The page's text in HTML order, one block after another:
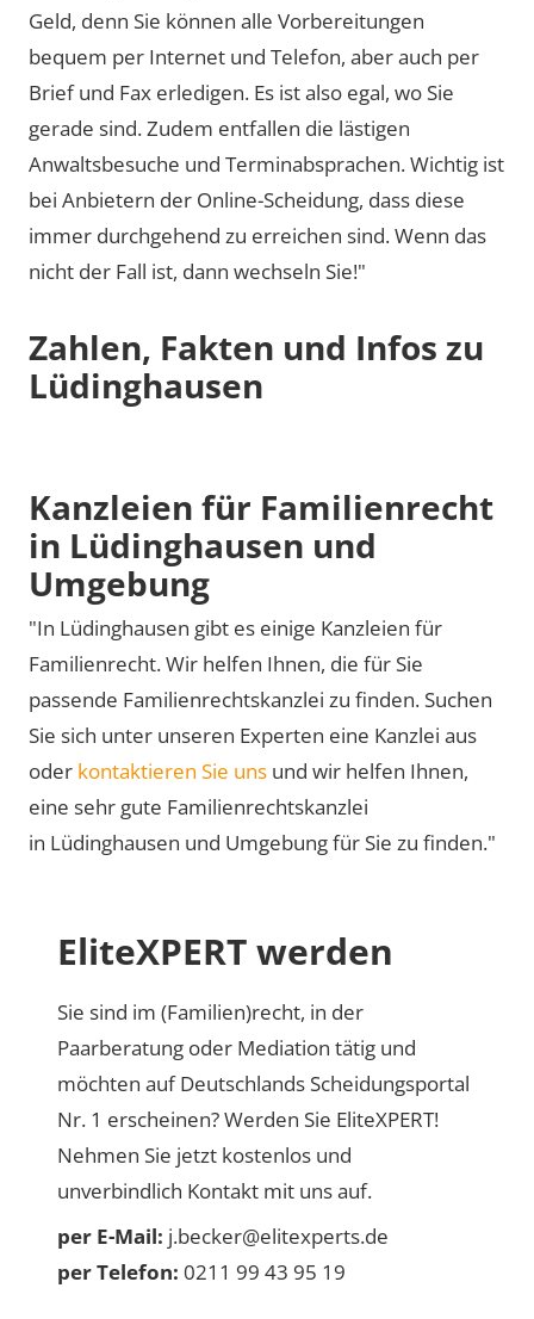
Geld, denn Sie können alle Vorbereitungen
bequem per Internet und Telefon, aber auch per
Brief und Fax erledigen. Es ist also egal, wo Sie
gerade sind. Zudem entfallen die lästigen
Anwaltsbesuche und Terminabsprachen. Wichtig ist
bei Anbietern der Online-Scheidung, dass diese
immer durchgehend zu erreichen sind. Wenn das
nicht der Fall ist, dann wechseln Sie!"
Zahlen, Fakten und Infos zu
Lüdinghausen
Kanzleien für Familienrecht
in Lüdinghausen und
Umgebung
"In Lüdinghausen gibt es einige Kanzleien für
Familienrecht. Wir helfen Ihnen, die für Sie
passende Familienrechtskanzlei zu finden. Suchen
Sie sich unter unseren Experten eine Kanzlei aus
oder kontaktieren Sie uns und wir helfen Ihnen,
eine sehr gute Familienrechtskanzlei
in Lüdinghausen und Umgebung für Sie zu finden."
EliteXPERT werden
Sie sind im (Familien)recht, in der
Paarberatung oder Mediation tätig und
möchten auf Deutschlands Scheidungsportal
Nr. 1 erscheinen? Werden Sie EliteXPERT!
Nehmen Sie jetzt kostenlos und
unverbindlich Kontakt mit uns auf.
per E-Mail: j.becker@elitexperts.de
per Telefon: 0211 99 43 95 19